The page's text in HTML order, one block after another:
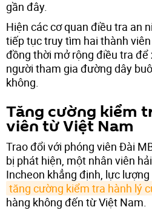
gần đây.
Hiện các cơ quan điều tra an
tiếp tục truy tìm hai thành
đồng thời mở rộng điều tra
người tham gia đường dây
không.
Tăng cường kiểm
viên từ Việt Nam
Trao đổi với phóng viên Đài
bị phát hiện, một nhân viên
Incheon khẳng định, lực
tăng cường kiểm tra hành lý
hàng không đến từ Việt Nam.